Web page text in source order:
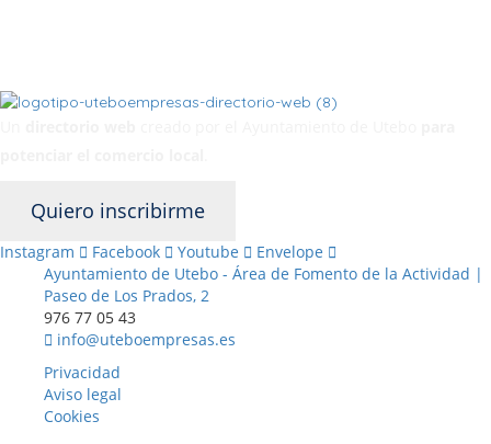
Quiero inscribirme
Instagram Facebook Youtube
Envelope
Ayuntamiento de Utebo - Área de Fomento de la Actividad |
Paseo de Los Prados, 2
976 77 05 43
info@uteboempresas.es
Privacidad
Aviso legal
Cookies